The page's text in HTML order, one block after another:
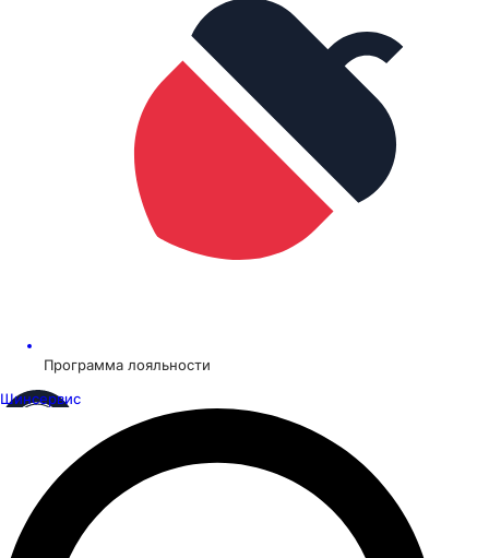
Программа лояльности
Шинсервис